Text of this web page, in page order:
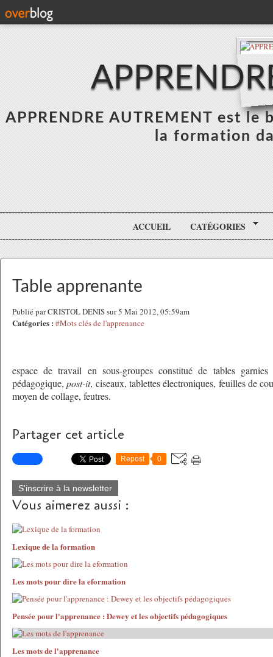
APPRENDRE AUTREMENT est
la formation
ACCUEIL CATÉGORIES
Table apprenante
Publié par CRISTOL DENIS sur 5 Mai 2012, 05:59am
Catégories : #Mots clés de l'apprenance
espace de travail en sous-groupes constitué de tables
pédagogique,post-it, ciseaux, tablettes électroniques, feuilles de
moyen de collage, feutres.
Partager cet article
Repost 0
S'inscrire à la newsletter
Vous aimerez aussi :
Lexique de la formation
Les mots pour dire la eformation
Pensée pour l'apprenance : Dewey et les objectifs pédagogiques
Les mots de l'apprenance